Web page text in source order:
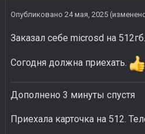
Опубликовано 24 мая, 2025
Заказал себе microsd на
Согодня должна приехать.
Дополнено 3 минуты спустя
Приехала карточка на 512.